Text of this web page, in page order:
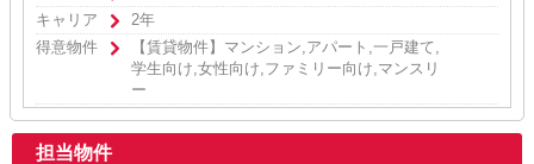
キャリア
2年
得意物件
【賃貸物件】マンション,アパート,一戸建て,
学生向け,女性向け,ファミリー向け,マンスリ
ー
担当物件